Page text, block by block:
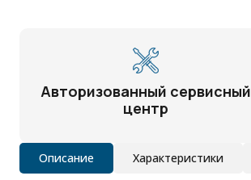
Авторизованный сервисный
центр
Описание Характеристики